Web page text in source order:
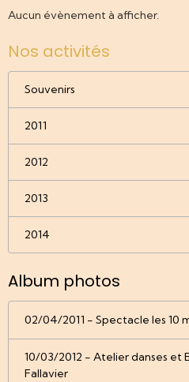
Aucun évènement à afficher.
Nos activités
Souvenirs
2011
2012
2013
2014
Album photos
02/04/2011 - Spectacle les 10
10/03/2012 - Atelier danses et
Fallavier